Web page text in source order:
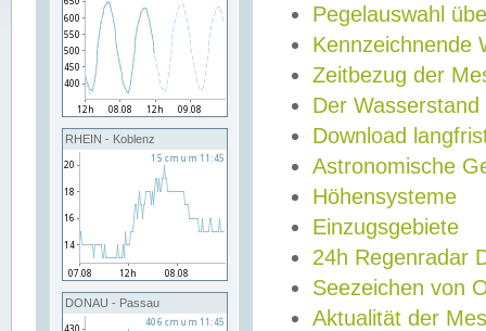
RHEIN - Koblenz
DONAU - Passau
Pegelauswahl
Kennzeichnende
Zeitbezug der
Der Wasserstand
Download
Astronomische
Höhensysteme
Einzugsgebiete
24h Regenradar
Seezeichen von
Aktualität der